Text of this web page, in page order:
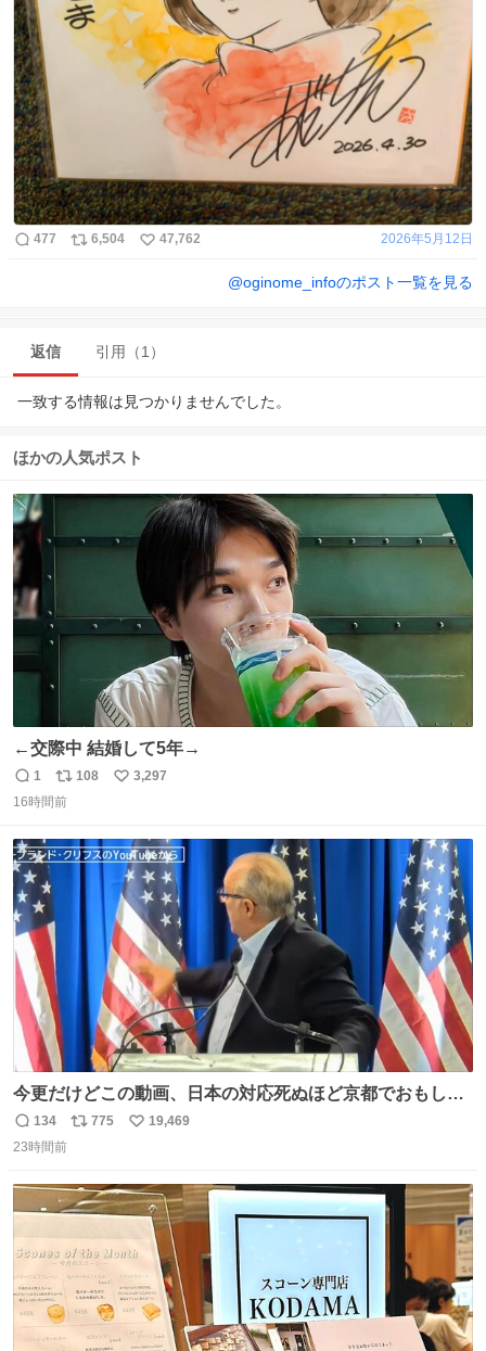
477 6,504 47,762 2026年5月12日
@oginome_infoのポスト一覧を見る
返信 引用（1）
一致する情報は見つかりませんでした。
ほかの人気ポスト
←交際中 結婚して5年→
返
信
1
リ
ポ
ト
108
い
数
3,297
16時間前
今更だけどこの動画、日本の対応死ぬほど京都でおもしろ
い。 なんなら敬語で丁寧に煽りまくってるの好き。笑
返
信
134
リ
ト
数
775
い
数
19,469
23時間前